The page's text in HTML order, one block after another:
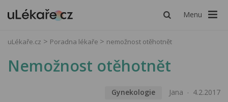
Menu
uLékaře.cz Poradna lékaře nemožnost otěhotnět
Nemožnost otěhotnět
Gynekologie Jana 4.2.2017